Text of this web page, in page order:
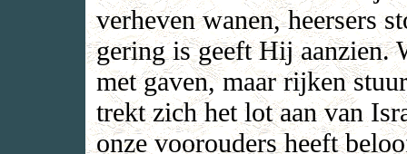
verheven wanen, heersers
gering is geeft Hij aanzien.
met gaven, maar rijken
trekt zich het lot aan van
onze voorouders heeft